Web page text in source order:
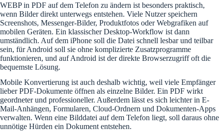
WEBP in PDF auf dem Telefon zu ändern ist besonders praktisch,
wenn Bilder direkt unterwegs entstehen. Viele Nutzer speichern
Screenshots, Messenger-Bilder, Produktfotos oder Webgrafiken auf
mobilen Geräten. Ein klassischer Desktop-Workflow ist dann
umständlich. Auf dem iPhone soll die Datei schnell lesbar und teilbar
sein, für Android soll sie ohne komplizierte Zusatzprogramme
funktionieren, und auf Android ist der direkte Browserzugriff oft die
bequemste Lösung.
Mobile Konvertierung ist auch deshalb wichtig, weil viele Empfänger
lieber PDF-Dokumente öffnen als einzelne Bilder. Ein PDF wirkt
geordneter und professioneller. Außerdem lässt es sich leichter in E-
Mail-Anhängen, Formularen, Cloud-Ordnern und Dokumenten-Apps
verwalten. Wenn eine Bilddatei auf dem Telefon liegt, soll daraus ohne
unnötige Hürden ein Dokument entstehen.